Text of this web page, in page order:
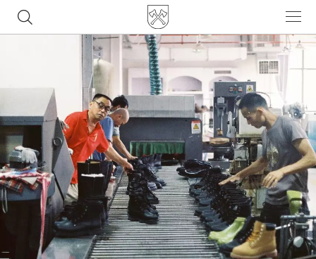
Популярные товары
брюки
рюкзак
джинсы